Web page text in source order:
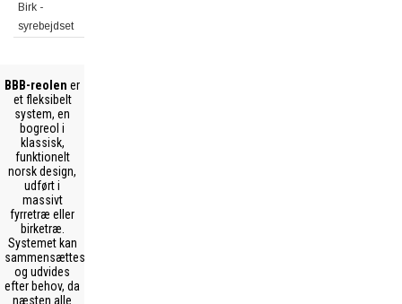
Birk -
syrebejdset
BBB-reolen er
et fleksibelt
system, en
bogreol i
klassisk,
funktionelt
norsk design,
udført i
massivt
fyrretræ eller
birketræ.
Systemet kan
sammensættes
og udvides
efter behov, da
næsten alle